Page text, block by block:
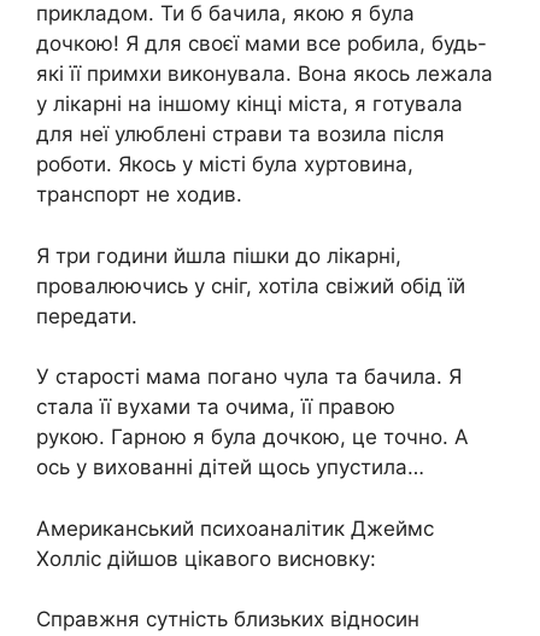
прикладом. Ти б бачила, якою я була
дочкою! Я для своєї мами все робила, будь-
які її примхи виконувала. Вона якось лежала
у лікарні на іншому кінці міста, я готувала
для неї улюблені страви та возила після
роботи. Якось у місті була хуртовина,
транспорт не ходив.
Я три години йшла пішки до лікарні,
провалюючись у сніг, хотіла свіжий обід їй
передати.
У старості мама погано чула та бачила. Я
стала її вухами та очима, її правою
рукою. Гарною я була дочкою, це точно. А
ось у вихованні дітей щось упустила…
Американський психоаналітик Джеймс
Холліс дійшов цікавого висновку:
Справжня сутність близьких відносин